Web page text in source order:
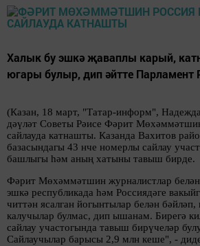
Халык бу эшкә җаваплы карый,
югары булыр, дип әйтте Парламент
(Казан, 18 март, "Татар-информ",
дәүләт Советы Рәисе Фәрит
сайлауда катнашты. Казанда Вахитов
базасындагы 43 нче номерлы сайлау
башлыгы һәм аның хатыны тавыш бирде.
Фәрит Мөхәммәтшин журналистлар
эшкә республикада һәм Россиядәге
читтән ясалган йогынтылар белән
калучылар булмас, дип ышанам. Бирегә
сайлау участогында тавыш бирүчеләр
Сайлаучылар барысы 2,9 млн кеше", -